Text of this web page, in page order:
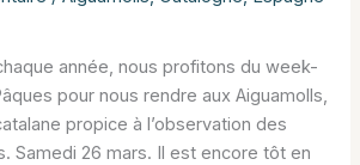
année, nous profitons du week-
pour nous rendre aux Aiguamolls,
propice à l’observation des
Samedi 26 mars. Il est encore tôt en